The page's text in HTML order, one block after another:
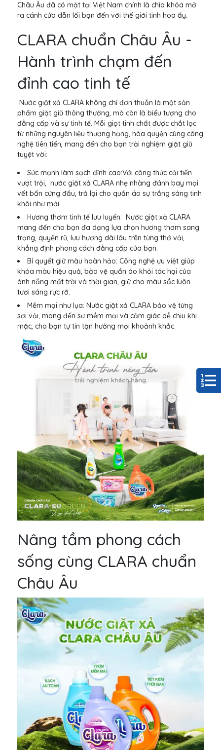
Châu Âu đã có mặt tại Việt Nam chính là chìa khóa mở
ra cánh cửa dẫn lối bạn đến với thế giới tinh hoa ấy.
CLARA chuẩn Châu Âu -
Hành trình chạm đến
đỉnh cao tinh tế
Nước giặt xả CLARA không chỉ đơn thuần là một sản
phẩm giặt giũ thông thường, mà còn là biểu tượng cho
đẳng cấp và sự tinh tế. Mỗi giọt tinh chất được chắt lọc
từ những nguyên liệu thượng hạng, hòa quyện cùng công
nghệ tiên tiến, mang đến cho bạn trải nghiệm giặt giũ
tuyệt vời:
Sức mạnh làm sạch đỉnh cao:Với công thức cải tiến
vượt trội, nước giặt xả CLARA nhẹ nhàng đánh bay mọi
vết bẩn cứng đầu, trả lại cho quần áo sự trắng sáng tinh
khôi như mới.
Hương thơm tinh tế lưu luyến: Nước giặt xả CLARA
mang đến cho bạn đa dạng lựa chọn hương thơm sang
trọng, quyến rũ, lưu hương dài lâu trên từng thớ vải,
khẳng định phong cách đẳng cấp của bạn.
Bí quyết giữ màu hoàn hảo: Công nghệ ưu việt giúp
khóa màu hiệu quả, bảo vệ quần áo khỏi tác hại của
ánh nắng mặt trời và thời gian, giữ cho màu sắc luôn
tươi sáng rực rỡ.
Mềm mại như lụa: Nước giặt xả CLARA bảo vệ từng
sợi vải, mang đến sự mềm mại và cảm giác dễ chịu khi
mặc, cho bạn tự tin tận hưởng mọi khoảnh khắc.
Nâng tầm phong cách
sống cùng CLARA chuẩn
Châu Âu